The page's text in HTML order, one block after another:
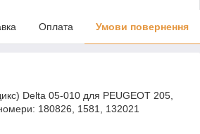
Оплата Умови повернення
Delta 05-010 для PEUGEOT 205,
180826, 1581, 132021